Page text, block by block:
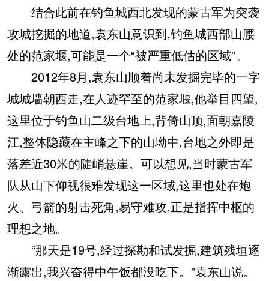
结合此前在钓鱼城西北发现的蒙古军为突袭
攻城挖掘的地道,袁东山意识到,钓鱼城西部山腰
处的范家堰,可能是一个“被严重低估的区域”。
2012年8月,袁东山顺着尚未发掘完毕的一字
城城墙朝西走,在人迹罕至的范家堰,他举目四望,
这里位于钓鱼山二级台地上,背倚山顶,面朝嘉陵
江,整体隐藏在主峰之下的山坳中,台地之外即是
落差近30米的陡峭悬崖。可以想见,当时蒙古军
队从山下仰视很难发现这一区域,这里也处在炮
火、弓箭的射击死角,易守难攻,正是指挥中枢的
理想之地。
“那天是19号,经过探勘和试发掘,建筑残垣逐
渐露出,我兴奋得中午饭都没吃下。”袁东山说。